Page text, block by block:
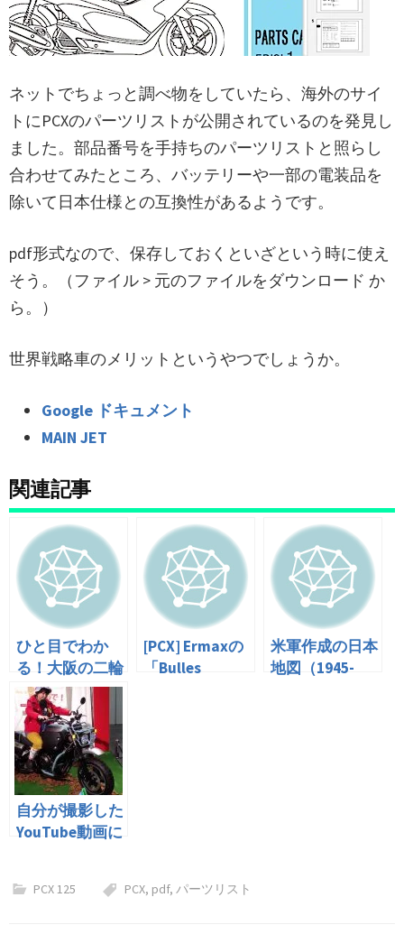
ネットでちょっと調べ物をしていたら、海外のサイ
トにPCXのパーツリストが公開されているのを発見し
ました。部品番号を手持ちのパーツリストと照らし
合わせてみたところ、バッテリーや一部の電装品を
除いて日本仕様との互換性があるようです。
pdf形式なので、保存しておくといざという時に使え
そう。（ファイル > 元のファイルをダウンロード か
ら。）
世界戦略車のメリットというやつでしょうか。
Google ドキュメント
MAIN JET
関連記事
ひと目でわか
る！大阪の二輪
通行止め区間が
わかるGoogle
マップレイヤー
[PCX] Ermaxの
「Bulles
米軍作成の日本
地図（1945-
自分が撮影した
YouTube動画に
害の申し立て
PCX 125 PCX, pdf, パーツリスト